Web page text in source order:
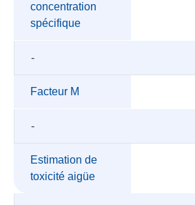
concentration
spécifique
-
Facteur M
-
Estimation de
toxicité aigüe